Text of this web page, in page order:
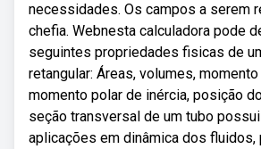
necessidades. Os campos a serem
chefia. Webnesta calculadora pode
seguintes propriedades fisicas de
retangular: Áreas, volumes,
momento polar de inércia, posição
seção transversal de um tubo
aplicações em dinâmica dos fluidos,